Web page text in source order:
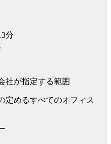
分
社が指定する範囲
定めるすべてのオフィス